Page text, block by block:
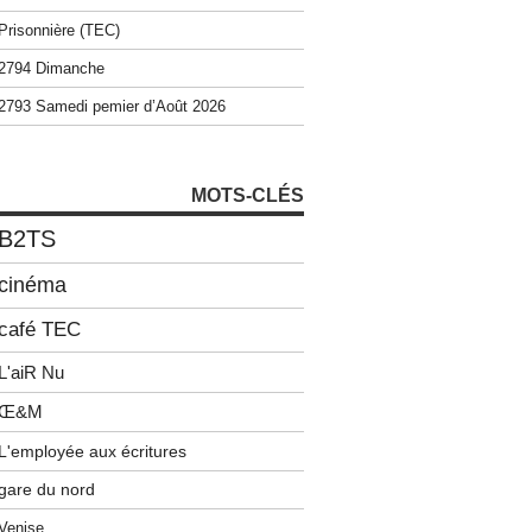
(TEC)
Dimanche
Samedi pemier d’Août 2026
MOTS-CLÉS
TEC
Nu
aux écritures
du nord